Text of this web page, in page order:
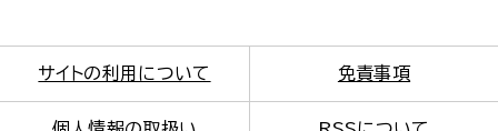
サイトの利用について 免責事項